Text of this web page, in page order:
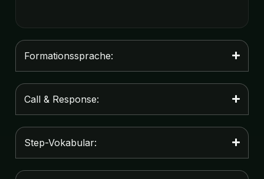
Formationssprache:
Call & Response:
Step-Vokabular: